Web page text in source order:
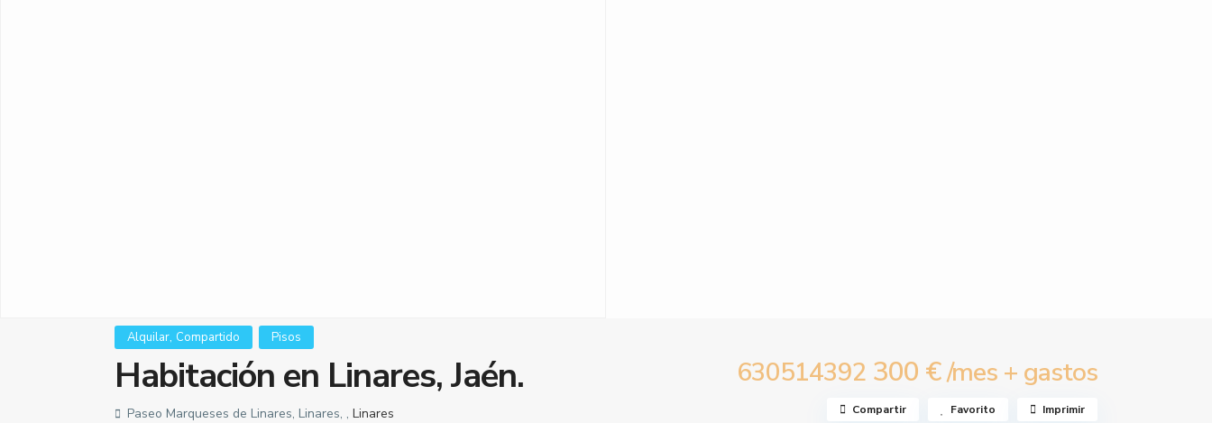
Alquilar, Compartido Pisos
Habitación en Linares, Jaén. 630514392 300 €/mes + gastos
Paseo Marqueses de Linares, Linares, , Linares Compartir Favorito Imprimir